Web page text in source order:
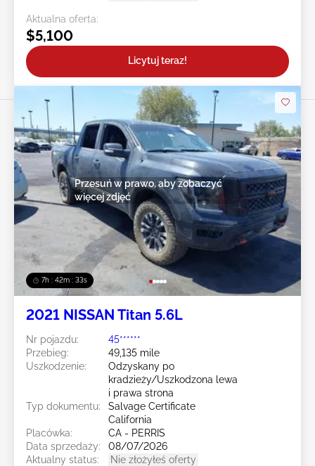
Aktualna oferta:
$5,100
Licytuj teraz!
7h : 42m : 31s
Przesuń w prawo, aby zobaczyć
więcej zdjęć
2021 NISSAN Titan 5.6L
Nr pojazdu:
45******
Przebieg:
49,135 mile
Uszkodzenie:
Odzyskany po
kradzieży/Uszkodzona lewa
i prawa strona
Typ dokumentu:
Salvage Certificate
California
Placówka:
CA - PERRIS
Data sprzedaży:
08/07/2026
Aktualny status:
Nie złożyłeś oferty